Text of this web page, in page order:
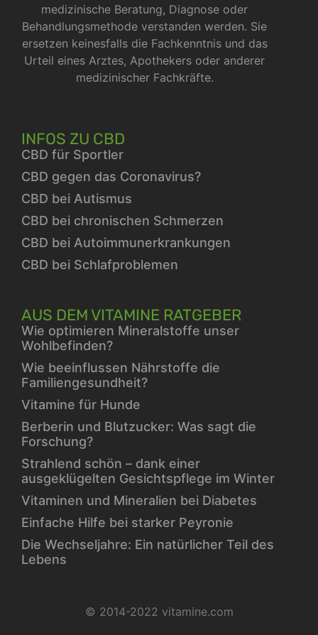
medizinische Beratung, Diagnose oder
Behandlungsmethode verstanden werden. Sie
ersetzen keinesfalls die Fachkenntnis und das
Urteil eines Arztes, Apothekers oder anderer
medizinischer Fachkräfte.
INFOS ZU CBD
CBD für Sportler
CBD gegen das Coronavirus?
CBD bei Autismus
CBD bei chronischen Schmerzen
CBD bei Autoimmunerkrankungen
CBD bei Schlafproblemen
AUS DEM VITAMINE RATGEBER
Wie optimieren Mineralstoffe unser
Wohlbefinden?
Wie beeinflussen Nährstoffe die
Familiengesundheit?
Vitamine für Hunde
Berberin und Blutzucker: Was sagt die
Forschung?
Strahlend schön – dank einer
ausgeklügelten Gesichtspflege im Winter
Vitaminen und Mineralien bei Diabetes
Einfache Hilfe bei starker Peyronie
Die Wechseljahre: Ein natürlicher Teil des
Lebens
© 2014-2022 vitamine.com